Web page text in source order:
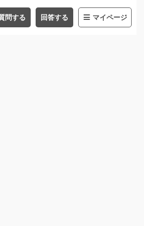
問する 回答する マイページ